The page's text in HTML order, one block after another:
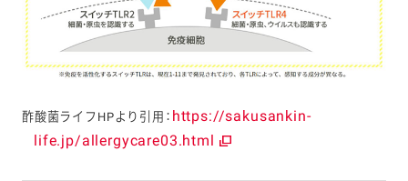
酢酸菌ライフHPより引用： https://sakusankin-
life.jp/allergycare03.html